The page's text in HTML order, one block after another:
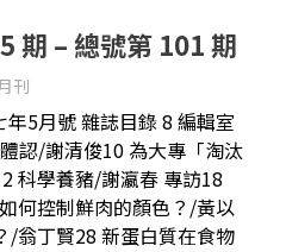
期 – 總號第 101 期
刊
5月號 雜誌目錄 8 編輯室
認/謝清俊10 為大專「淘汰
科學養豬/謝瀛春 專訪18
何控制鮮肉的顏色？/黃以
/翁丁賢28 新蛋白質在食物